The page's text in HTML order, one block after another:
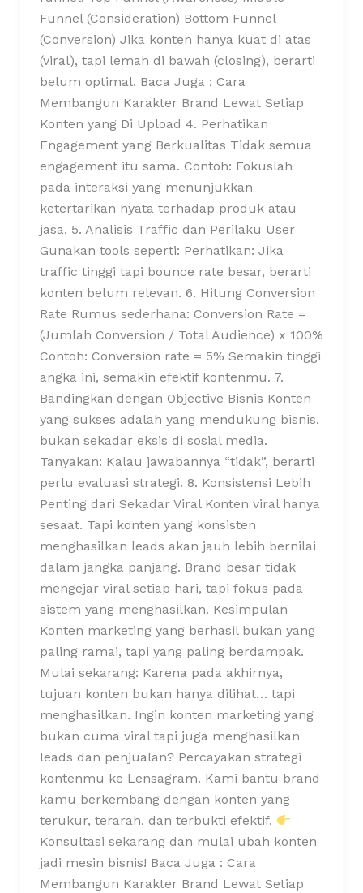
Funnel (Consideration) Bottom Funnel
(Conversion) Jika konten hanya kuat di atas
(viral), tapi lemah di bawah (closing), berarti
belum optimal. Baca Juga : Cara
Membangun Karakter Brand Lewat Setiap
Konten yang Di Upload 4. Perhatikan
Engagement yang Berkualitas Tidak semua
engagement itu sama. Contoh: Fokuslah
pada interaksi yang menunjukkan
ketertarikan nyata terhadap produk atau
jasa. 5. Analisis Traffic dan Perilaku User
Gunakan tools seperti: Perhatikan: Jika
traffic tinggi tapi bounce rate besar, berarti
konten belum relevan. 6. Hitung Conversion
Rate Rumus sederhana: Conversion Rate =
(Jumlah Conversion / Total Audience) x 100%
Contoh: Conversion rate = 5% Semakin tinggi
angka ini, semakin efektif kontenmu. 7.
Bandingkan dengan Objective Bisnis Konten
yang sukses adalah yang mendukung bisnis,
bukan sekadar eksis di sosial media.
Tanyakan: Kalau jawabannya “tidak”, berarti
perlu evaluasi strategi. 8. Konsistensi Lebih
Penting dari Sekadar Viral Konten viral hanya
sesaat. Tapi konten yang konsisten
menghasilkan leads akan jauh lebih bernilai
dalam jangka panjang. Brand besar tidak
mengejar viral setiap hari, tapi fokus pada
sistem yang menghasilkan. Kesimpulan
Konten marketing yang berhasil bukan yang
paling ramai, tapi yang paling berdampak.
Mulai sekarang: Karena pada akhirnya,
tujuan konten bukan hanya dilihat… tapi
menghasilkan. Ingin konten marketing yang
bukan cuma viral tapi juga menghasilkan
leads dan penjualan? Percayakan strategi
kontenmu ke Lensagram. Kami bantu brand
kamu berkembang dengan konten yang
terukur, terarah, dan terbukti efektif.
Konsultasi sekarang dan mulai ubah konten
jadi mesin bisnis! Baca Juga : Cara
Membangun Karakter Brand Lewat Setiap